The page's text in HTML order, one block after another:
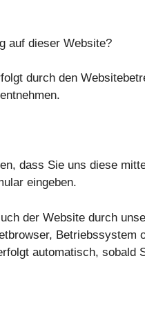
auf dieser Website?
durch den
dass Sie uns diese
eingeben.
der Website durch
Betriebssystem
automatisch, sobald